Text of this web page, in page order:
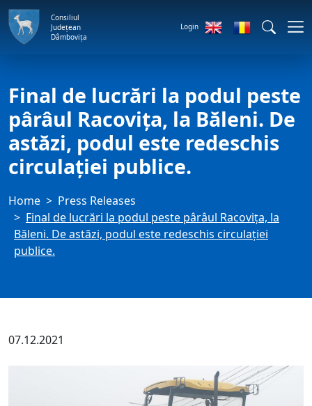
Consiliul
Județean
Dâmbovița
Login
Final de lucrări la podul peste
pârâul Racovița, la Băleni. De
astăzi, podul este redeschis
circulației publice.
Home
Press Releases
Final de lucrări la podul peste pârâul Racovița, la
Băleni. De astăzi, podul este redeschis circulației
publice.
07.12.2021